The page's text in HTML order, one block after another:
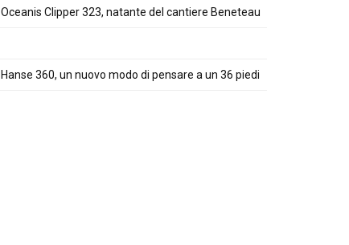
Oceanis Clipper 323, natante del cantiere Beneteau
Hanse 360, un nuovo modo di pensare a un 36 piedi